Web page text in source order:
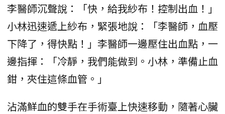
李醫師沉聲說：「快，給我紗布！控制出血！」
小林迅速遞上紗布，緊張地說：「李醫師，血壓
下降了，得快點！」李醫師一邊壓住出血點，一
邊指揮：「冷靜，我們能做到。小林，準備止血
鉗，夾住這條血管。」
沾滿鮮血的雙手在手術臺上快速移動，隨著心臟